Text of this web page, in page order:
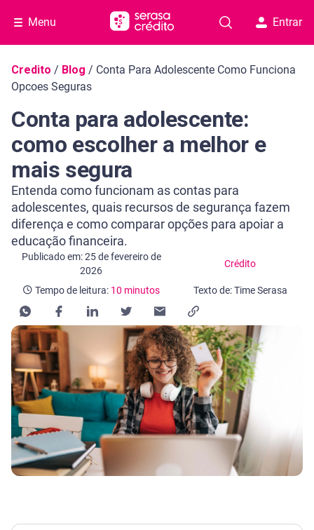
Menu Entrar
Navegação do blog
Credito / Blog / Conta Para Adolescente Como Funciona
Opcoes Seguras
Conta para adolescente:
como escolher a melhor e
mais segura
Entenda como funcionam as contas para
adolescentes, quais recursos de segurança fazem
diferença e como comparar opções para apoiar a
educação financeira.
Publicado em: 25 de fevereiro de
2026
Crédito
Categoria Crédito
Tempo de leitura: 10 minutos
Tempo de leitura: 10 minutos
Texto de: Time Serasa